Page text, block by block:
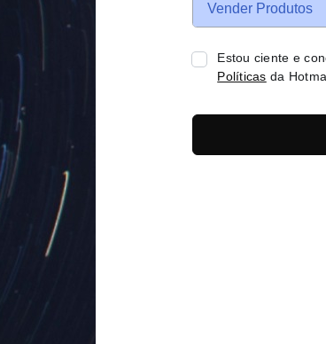
Vender Produtos
Estou ciente e
Políticas da